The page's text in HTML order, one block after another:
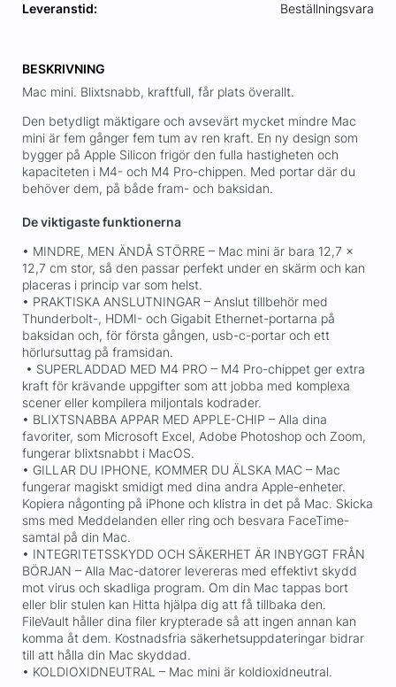
Leveranstid:
Beställningsvara
BESKRIVNING
Mac mini. Blixtsnabb, kraftfull, får plats överallt.
Den betydligt mäktigare och avsevärt mycket mindre Mac
mini är fem gånger fem tum av ren kraft. En ny design som
bygger på Apple Silicon frigör den fulla hastigheten och
kapaciteten i M4- och M4 Pro-chippen. Med portar där du
behöver dem, på både fram- och baksidan.
De viktigaste funktionerna
• MINDRE, MEN ÄNDÅ STÖRRE – Mac mini är bara 12,7 ×
12,7 cm stor, så den passar perfekt under en skärm och kan
placeras i princip var som helst.
• PRAKTISKA ANSLUTNINGAR – Anslut tillbehör med
Thunderbolt-, HDMI- och Gigabit Ethernet-portarna på
baksidan och, för första gången, usb-c-portar och ett
hörlursuttag på framsidan.
• SUPERLADDAD MED M4 PRO – M4 Pro-chippet ger extra
kraft för krävande uppgifter som att jobba med komplexa
scener eller kompilera miljontals kodrader.
• BLIXTSNABBA APPAR MED APPLE-CHIP – Alla dina
favoriter, som Microsoft Excel, Adobe Photoshop och Zoom,
fungerar blixtsnabbt i MacOS.
• GILLAR DU IPHONE, KOMMER DU ÄLSKA MAC – Mac
fungerar magiskt smidigt med dina andra Apple-enheter.
Kopiera någonting på iPhone och klistra in det på Mac. Skicka
sms med Meddelanden eller ring och besvara FaceTime-
samtal på din Mac.
• INTEGRITETSSKYDD OCH SÄKERHET ÄR INBYGGT FRÅN
BÖRJAN – Alla Mac-datorer levereras med effektivt skydd
mot virus och skadliga program. Om din Mac tappas bort
eller blir stulen kan Hitta hjälpa dig att få tillbaka den.
FileVault håller dina filer krypterade så att ingen annan kan
komma åt dem. Kostnadsfria säkerhetsuppdateringar bidrar
till att hålla din Mac skyddad.
• KOLDIOXIDNEUTRAL – Mac mini är koldioxidneutral.